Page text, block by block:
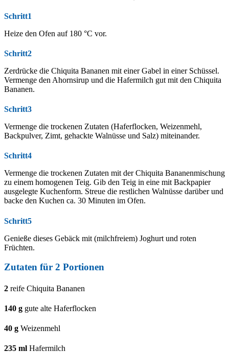
Schritt1
Heize den Ofen auf 180 °C vor.
Schritt2
Zerdrücke die Chiquita Bananen mit einer Gabel in einer Schüssel.
Vermenge den Ahornsirup und die Hafermilch gut mit den Chiquita
Bananen.
Schritt3
Vermenge die trockenen Zutaten (Haferflocken, Weizenmehl,
Backpulver, Zimt, gehackte Walnüsse und Salz) miteinander.
Schritt4
Vermenge die trockenen Zutaten mit der Chiquita Bananenmischung
zu einem homogenen Teig. Gib den Teig in eine mit Backpapier
ausgelegte Kuchenform. Streue die restlichen Walnüsse darüber und
backe den Kuchen ca. 30 Minuten im Ofen.
Schritt5
Genieße dieses Gebäck mit (milchfreiem) Joghurt und roten
Früchten.
Zutaten für 2 Portionen
2 reife Chiquita Bananen
140 g gute alte Haferflocken
40 g Weizenmehl
235 ml Hafermilch